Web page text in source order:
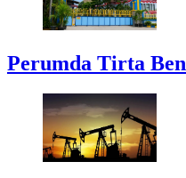
Perumda Tirta